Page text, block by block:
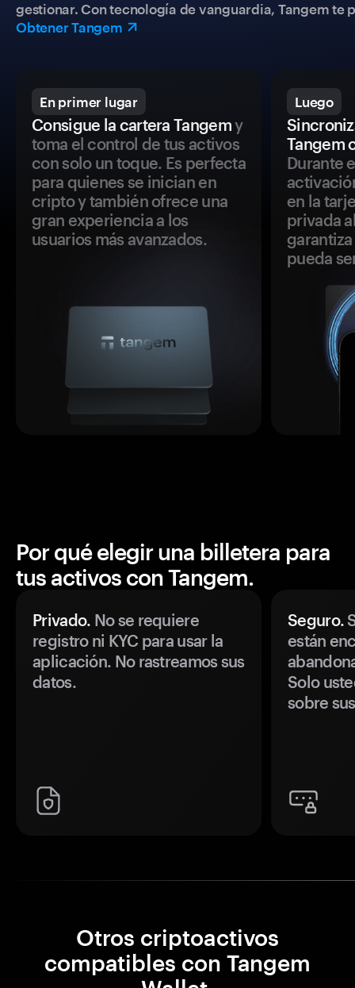
gestionar. Con tecnología de vanguardia, Tangem
Obtener Tangem
En primer lugar
Consigue la cartera Tangemy
toma el control de tus activos
con solo un toque. Es perfecta
para quienes se inician en
cripto y también ofrece una
gran experiencia a los
usuarios más avanzados.
Luego
Tangem
Durante
en la
privada
pueda
Por qué elegir una billetera para
tus activos con Tangem.
Privado. No se requiere
registro ni KYC para usar la
aplicación. No rastreamos sus
datos.
Seguro.
están
Solo
sobre
Otros criptoactivos
compatibles con Tangem